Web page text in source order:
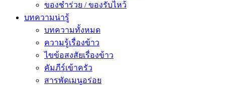
ของชำร่วย / ของรับไหว้
บทความน่ารู้
บทความทั้งหมด
ความรู้เรื่องข้าว
ไขข้อสงสัยเรื่องข้าว
คัมภีร์เข้าครัว
สารพัดเมนูอร่อย